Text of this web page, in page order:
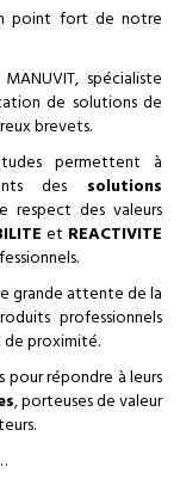
point fort de notre
spécialiste
de solutions de
brevets.
permettent à
des solutions
respect des valeurs
et REACTIVITE
grande attente de la
professionnels
de proximité.
pour répondre à leurs
, porteuses de valeur